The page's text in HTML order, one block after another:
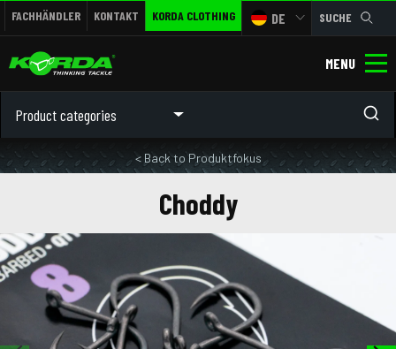
FACHHÄNDLER KONTAKT KORDA CLOTHING DE SUCHE
MENU
Product categories
< Back to Produktfokus
Choddy